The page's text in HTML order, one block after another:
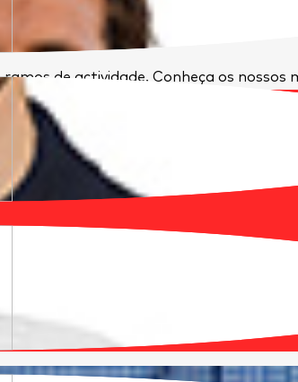
de actividade. Conheça os nossos